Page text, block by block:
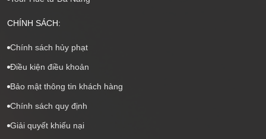
CHÍNH SÁCH:
Chính sách hủy phạt
Điều kiện điều khoản
Bảo mật thông tin khách hàng
Chính sách quy định
Giải quyết khiếu nại